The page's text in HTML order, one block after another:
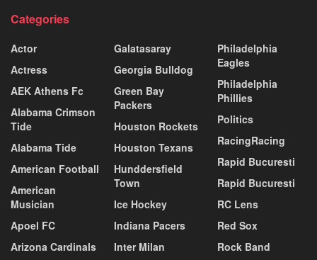
Categories
Actor
Actress
AEK Athens Fc
Alabama Crimson
Tide
Alabama Tide
American Football
American
Musician
Apoel FC
Arizona Cardinals
Galatasaray
Georgia Bulldog
Green Bay
Packers
Houston Rockets
Houston Texans
Hunddersfield
Town
Ice Hockey
Indiana Pacers
Inter Milan
Philadelphia
Eagles
Philadelphia
Phillies
Politics
RacingRacing
Rapid Bucuresti
Rapid Bucuresti
RC Lens
Red Sox
Rock Band